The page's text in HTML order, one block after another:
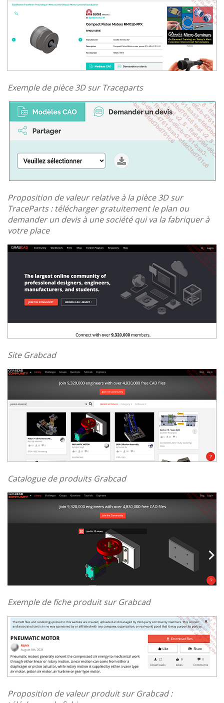
Exemple de pièce 3D sur Traceparts
Proposition de valeur relative à la pièce 3D sur
TraceParts : télécharger gratuitement le plan ou
demander un devis à une société qui va la fabriquer à
votre place
Site Grabcad
Catalogue de produits Grabcad
Exemple de fiche produit sur Grabcad
Proposition de valeur produit sur Grabcad :